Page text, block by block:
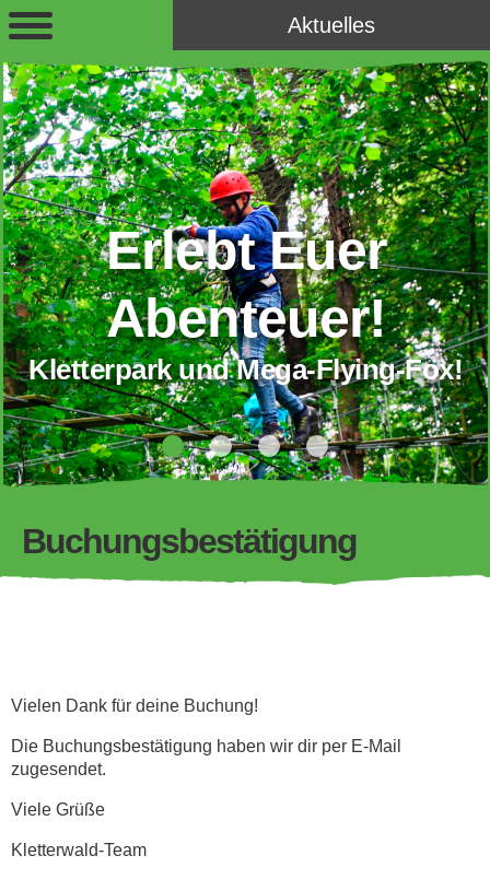
Aktuelles
Erlebt Euer
Abenteuer!
Kletterpark und Mega-Flying-Fox!
Buchungsbestätigung
Vielen Dank für deine Buchung!
Die Buchungsbestätigung haben wir dir per E-Mail
zugesendet.
Viele Grüße
Kletterwald-Team